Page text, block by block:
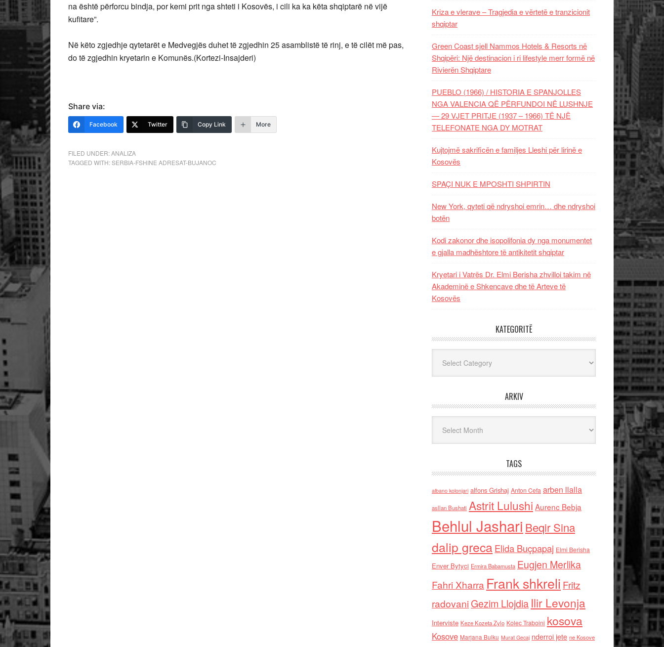
na është përforcu bindja, por kemi prit nga shteti i Kosovës, i cili ka ka këta shqiptarë në vijë
kufitare”.
Në këto zgjedhje qytetarët e Medvegjës duhet të zgjedhin 25 asamblistë të rinj, e të cilët më pas,
do të zgjedhin kryetarin e Komunës.(Kortezi-Insajderi)
Share via:
Facebook Twitter Copy Link More
FILED UNDER:ANALIZA
TAGGED WITH:SERBIA-FSHINE ADRESAT-BUJANOC
Kriza e vlerave – Tragjedia e vërtetë e tranzicionit
shqiptar
Green Coast sjell Nammos Hotels & Resorts në
Shqipëri: Një destinacion i ri lifestyle merr formë në
Rivierën Shqiptare
PUEBLO (1966) / HISTORIA E SPANJOLLES
NGA VALENCIA QË PËRFUNDOI NË LUSHNJE
— 29 VJET PRITJE (1937 – 1966) TË NJË
TELEFONATE NGA DY MOTRAT
Kujtojmë sakrificën e familjes Lleshi për lirinë e
Kosovës
SPAÇI NUK E MPOSHTI SHPIRTIN
New York, qyteti që ndryshoi emrin… dhe ndryshoi
botën
Kodi zakonor dhe isopolifonia dy nga monumentet
e gjalla madhështore të antikitetit shqiptar
Kryetari i Vatrës Dr. Elmi Berisha zhvilloi takim në
Akademinë e Shkencave dhe të Arteve të
Kosovës
KATEGORITË
ARKIV
TAGS
albano kolonjari alfons Grishaj Anton Cefa arben llalla
asllan Bushati Astrit Lulushi Aurenc Bebja
Behlul Jashari Beqir Sina
dalip grecaElida Buçpapaj Elmi Berisha
Enver Bytyci Ermira Babamusta Eugjen Merlika
Fahri Xharra Frank shkreli Fritz
radovaniGezim Llojdia Ilir Levonja
Interviste Keze Kozeta Zylo Kolec Traboini kosova
Kosove Marjana Bulku Murat Gecaj nderroi jete ne Kosove